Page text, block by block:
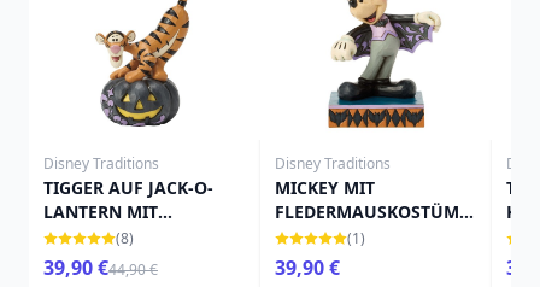
Disney Traditions
TIGGER AUF JACK-O-
LANTERN MIT
FLEDERMAUS - DISNEY
TRADITIONS
(8)
39,90 €44,90 €
Disney Traditions
MICKEY MIT
FLEDERMAUSKOSTÜM -
DISNEY TRADITIONS
(1)
39,90 €